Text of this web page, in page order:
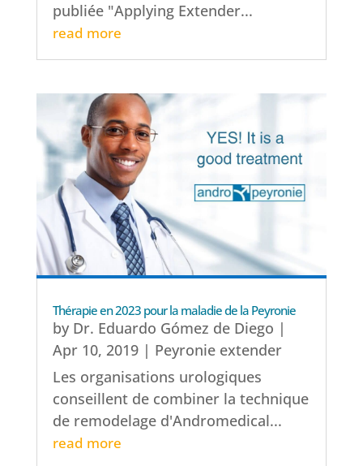
publiée "Applying Extender...
read more
Thérapie en 2023 pour la maladie de la Peyronie
by Dr. Eduardo Gómez de Diego |
Apr 10, 2019| Peyronie extender
Les organisations urologiques
conseillent de combiner la technique
de remodelage d'Andromedical...
read more